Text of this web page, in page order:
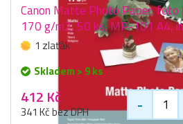
Canon Matte Photo Paper, foto
170 g/m2, 50 ks, MP-101 A4,
1 zlaťák
Skladem > 9 ks
412 Kč
341 Kč bez DPH -